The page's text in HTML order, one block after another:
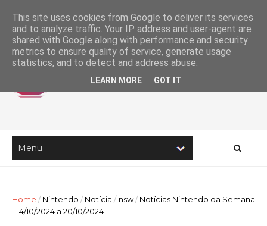
Home / Nintendo / Notícia / nsw / Notícias Nintendo da Semana
- 14/10/2024 a 20/10/2024
This site uses cookies from Google to deliver its services
and to analyze traffic. Your IP address and user-agent are
shared with Google along with performance and security
metrics to ensure quality of service, generate usage
statistics, and to detect and address abuse.
LEARN MORE GOT IT